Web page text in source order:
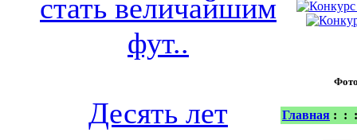
стать величайшим
фут..
Десять лет
Главная : :